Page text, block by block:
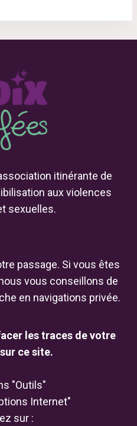
itinérante de
aux violences
sexuelles.
passage. Si vous êtes
vous conseillons de
en navigations privée.
les traces de votre
ce site.
"Outils"
Internet"
sur :